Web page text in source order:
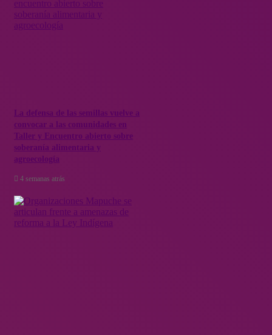
continentales donde la falta de precipitaciones ha llegado a un
70,5% menos comparado con un año normal a la fecha”, fue la
La defensa de las semillas vuelve a
convocar a las comunidades en
Taller y Encuentro abierto sobre
soberanía alimentaria y
agroecología
4 semanas atrás